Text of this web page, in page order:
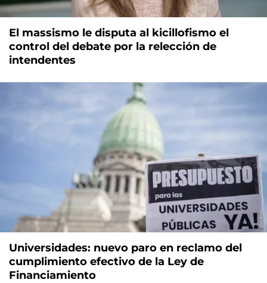
El massismo le disputa al kicillofismo el
control del debate por la relección de
intendentes
Universidades: nuevo paro en reclamo del
cumplimiento efectivo de la Ley de
Financiamiento